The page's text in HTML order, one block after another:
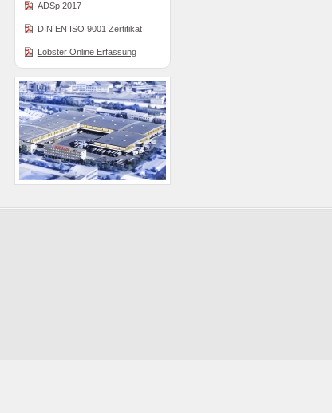
ADSp 2017
DIN EN ISO 9001 Zertifikat
Lobster Online Erfassung